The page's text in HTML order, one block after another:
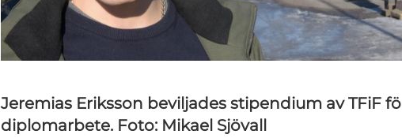
Jeremias Eriksson beviljades stipendium av TFiF
diplomarbete. Foto: Mikael Sjövall